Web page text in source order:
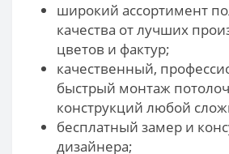
широкий ассортимент
качества от лучших
цветов и фактур;
качественный,
быстрый монтаж
конструкций любой
бесплатный замер и
дизайнера;